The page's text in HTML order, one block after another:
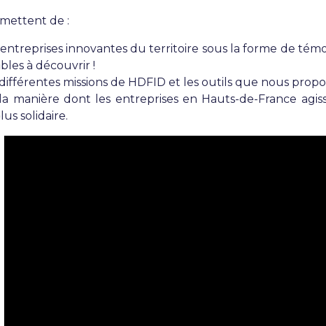
de :
innovantes du territoire sous la forme de
à découvrir !
missions de HDFID et les outils que nous
manière dont les entreprises en Hauts-de-France
solidaire.